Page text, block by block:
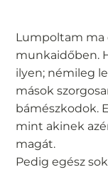
Lumpoltam ma
munkaidőben.
ilyen; némileg
mások
bámészkodok.
mint akinek
magát.
Pedig egész